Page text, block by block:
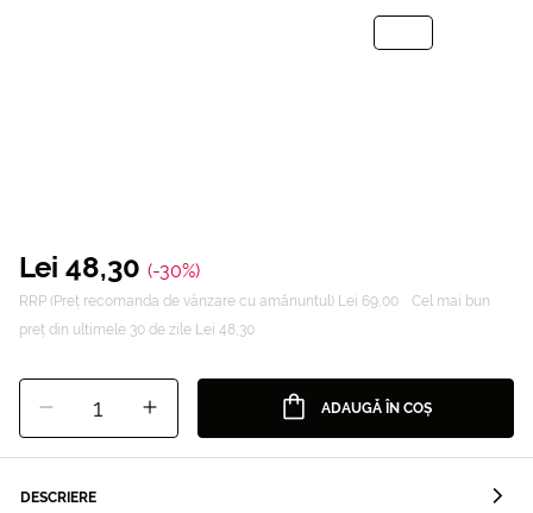
Lei 48,30 (-30%)
RRP (Preț recomanda de vânzare cu amănuntul) Lei 69,00
Cel mai bun
preț din ultimele 30 de zile Lei 48,30
1 ADAUGĂ ÎN COȘ
DESCRIERE